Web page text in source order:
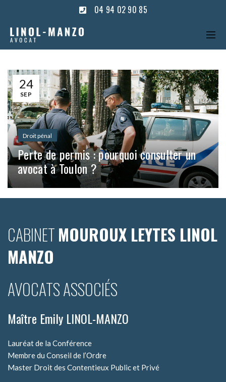
04 94 02 90 85
24
SEP
Droit pénal
Perte de permis : pourquoi consulter un
avocat à Toulon ?
CABINETMOUROUX LEYTES LINOL
MANZO
AVOCATS ASSOCIÉS
Maître Emily LINOL-MANZO
Lauréat de la Conférence
Membre du Conseil de l’Ordre
Master Droit des Contentieux Public et Privé